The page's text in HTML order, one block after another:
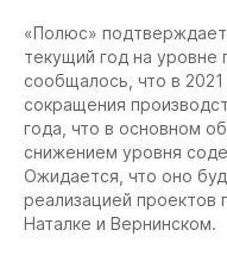
«Полюс»
текущий год на
сообщалось, что в
сокращения
года, что в основном
снижением уровня
Ожидается, что оно
реализацией проектов
Наталке и Вернинском.